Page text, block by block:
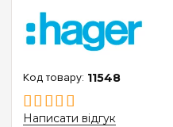
11548
Написати відгук